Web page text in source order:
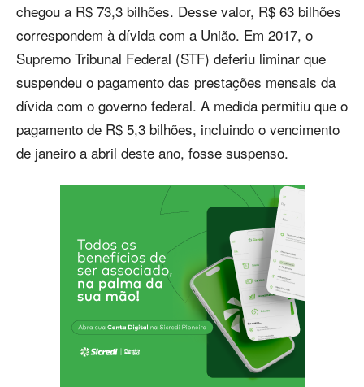
chegou a R$ 73,3 bilhões. Desse valor, R$ 63 bilhões
correspondem à dívida com a União. Em 2017, o
Supremo Tribunal Federal (STF) deferiu liminar que
suspendeu o pagamento das prestações mensais da
dívida com o governo federal. A medida permitiu que o
pagamento de R$ 5,3 bilhões, incluindo o vencimento
de janeiro a abril deste ano, fosse suspenso.